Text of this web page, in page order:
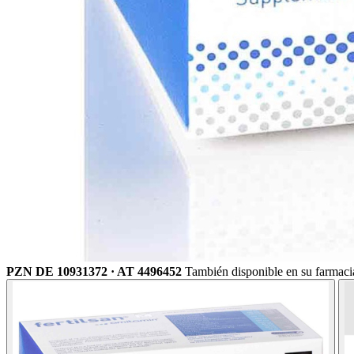
PZN DE 10931372 · AT 4496452 También disponible en su